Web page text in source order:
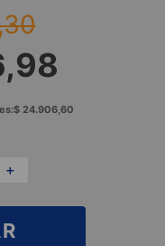
30
,98
$ 24.906,60
＋